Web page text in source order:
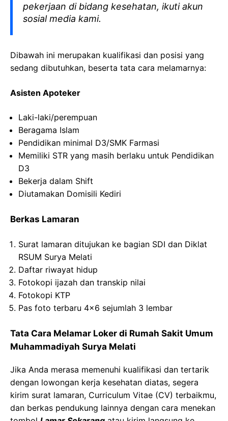
pekerjaan di bidang kesehatan, ikuti akun
sosial media kami.
Dibawah ini merupakan kualifikasi dan posisi yang
sedang dibutuhkan, beserta tata cara melamarnya:
Asisten Apoteker
Laki-laki/perempuan
Beragama Islam
Pendidikan minimal D3/SMK Farmasi
Memiliki STR yang masih berlaku untuk Pendidikan
D3
Bekerja dalam Shift
Diutamakan Domisili Kediri
Berkas Lamaran
Surat lamaran ditujukan ke bagian SDI dan Diklat
RSUM Surya Melati
Daftar riwayat hidup
Fotokopi ijazah dan transkip nilai
Fotokopi KTP
Pas foto terbaru 4×6 sejumlah 3 lembar
Tata Cara Melamar Loker di Rumah Sakit Umum
Muhammadiyah Surya Melati
Jika Anda merasa memenuhi kualifikasi dan tertarik
dengan lowongan kerja kesehatan diatas, segera
kirim surat lamaran, Curriculum Vitae (CV) terbaikmu,
dan berkas pendukung lainnya dengan cara menekan